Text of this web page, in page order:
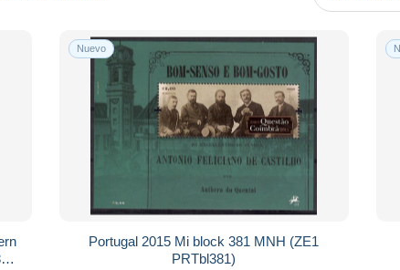
Nuevo
Portugal 2015 Mi block 381 MNH (ZE1
PRTbl381)